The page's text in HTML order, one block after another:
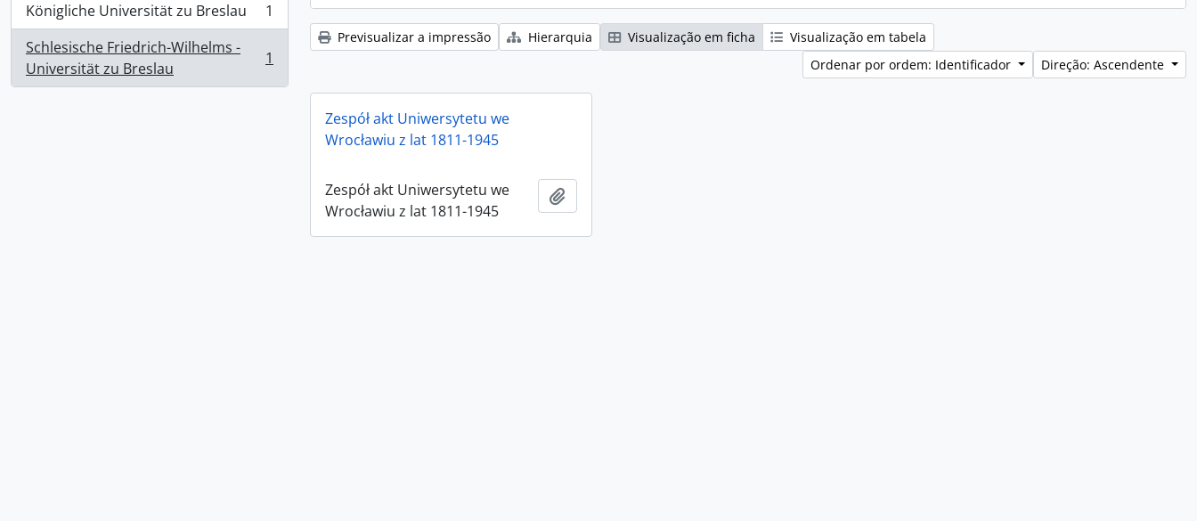
Königliche Universität zu Breslau
, 1 resultados
1
Schlesische Friedrich-Wilhelms -
Universität zu Breslau
, 1 resultados 1
Previsualizar a impressão Hierarquia Visualização em ficha
Visualização em tabela
Ordenar por ordem: Identificador
Direção: Ascendente
Zespół akt Uniwersytetu we
Wrocławiu z lat 1811-1945
Zespół akt Uniwersytetu we
Wrocławiu z lat 1811-1945